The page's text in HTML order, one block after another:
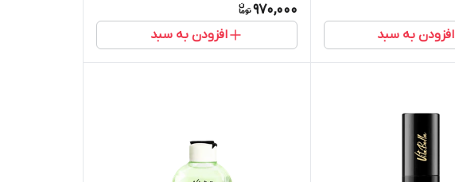
افزودن به سبد
970,000
افزودن به سبد